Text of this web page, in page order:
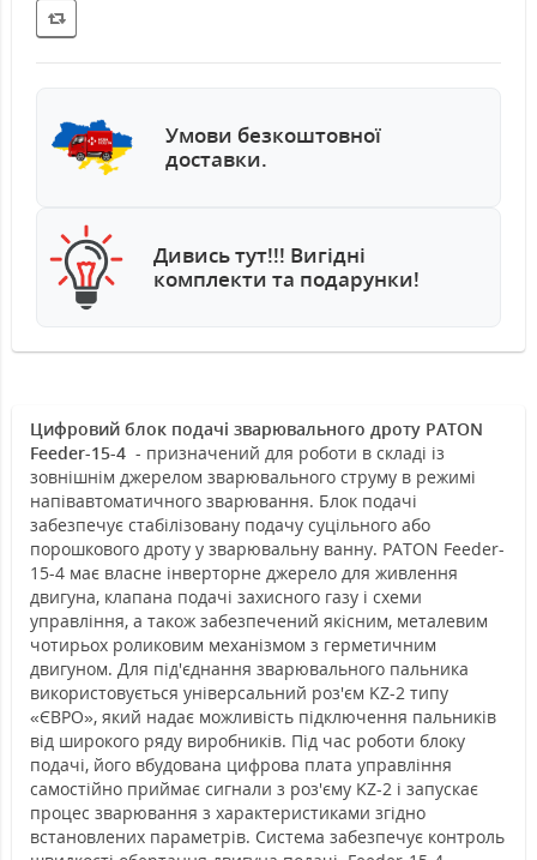
Умови безкоштовної
доставки.
Дивись тут!!! Вигідні
комплекти та подарунки!
Цифровий блок подачі зварювального дроту PATON
Feeder-15-4 - призначений для роботи в складі із
зовнішнім джерелом зварювального струму в режимі
напівавтоматичного зварювання. Блок подачі
забезпечує стабілізовану подачу суцільного або
порошкового дроту у зварювальну ванну. PATON Feeder-
15-4 має власне інверторне джерело для живлення
двигуна, клапана подачі захисного газу і схеми
управління, а також забезпечений якісним, металевим
чотирьох роликовим механізмом з герметичним
двигуном. Для під'єднання зварювального пальника
використовується універсальний роз'єм KZ-2 типу
«ЄВРО», який надає можливість підключення пальників
від широкого ряду виробників. Під час роботи блоку
подачі, його вбудована цифрова плата управління
самостійно приймає сигнали з роз'єму KZ-2 і запускає
процес зварювання з характеристиками згідно
встановлених параметрів. Система забезпечує контроль